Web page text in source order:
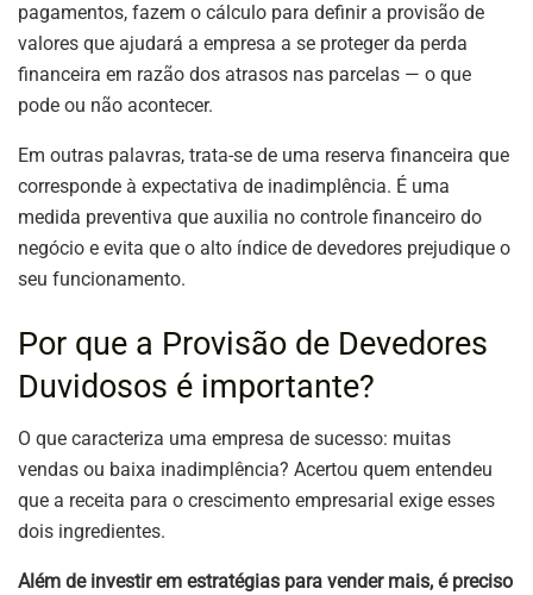
pagamentos, fazem o cálculo para definir a provisão de
valores que ajudará a empresa a se proteger da perda
financeira em razão dos atrasos nas parcelas — o que
pode ou não acontecer.
Em outras palavras, trata-se de uma reserva financeira que
corresponde à expectativa de inadimplência. É uma
medida preventiva que auxilia no controle financeiro do
negócio e evita que o alto índice de devedores prejudique o
seu funcionamento.
Por que a Provisão de Devedores
Duvidosos é importante?
O que caracteriza uma empresa de sucesso: muitas
vendas ou baixa inadimplência? Acertou quem entendeu
que a receita para o crescimento empresarial exige esses
dois ingredientes.
Além de investir em estratégias para vender mais, é preciso